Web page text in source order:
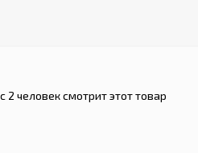
2 человек смотрит этот товар